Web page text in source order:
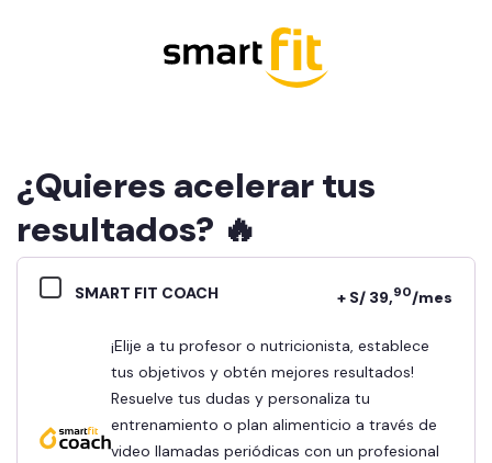
¿Quieres acelerar tus
resultados? 🔥
SMART FIT COACH + S/ 39,90/mes
¡Elije a tu profesor o nutricionista, establece
tus objetivos y obtén mejores resultados!
Resuelve tus dudas y personaliza tu
entrenamiento o plan alimenticio a través de
video llamadas periódicas con un profesional